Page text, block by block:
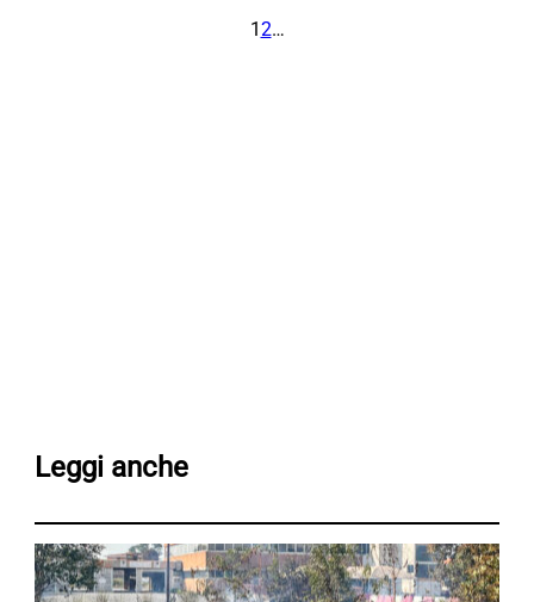
12…
Leggi anche